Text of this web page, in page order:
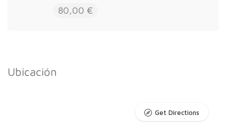
80,00 €
Ubicación
Get Directions